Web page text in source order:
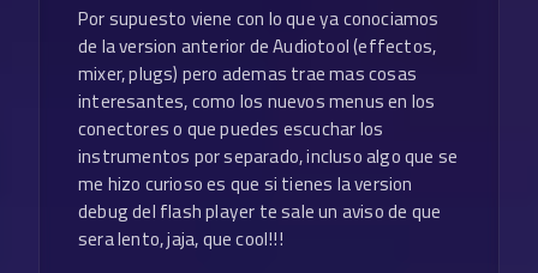
Por supuesto viene con lo que ya conociamos
de la version anterior de Audiotool (effectos,
mixer, plugs) pero ademas trae mas cosas
interesantes, como los nuevos menus en los
conectores o que puedes escuchar los
instrumentos por separado, incluso algo que se
me hizo curioso es que si tienes la version
debug del flash player te sale un aviso de que
sera lento, jaja, que cool!!!